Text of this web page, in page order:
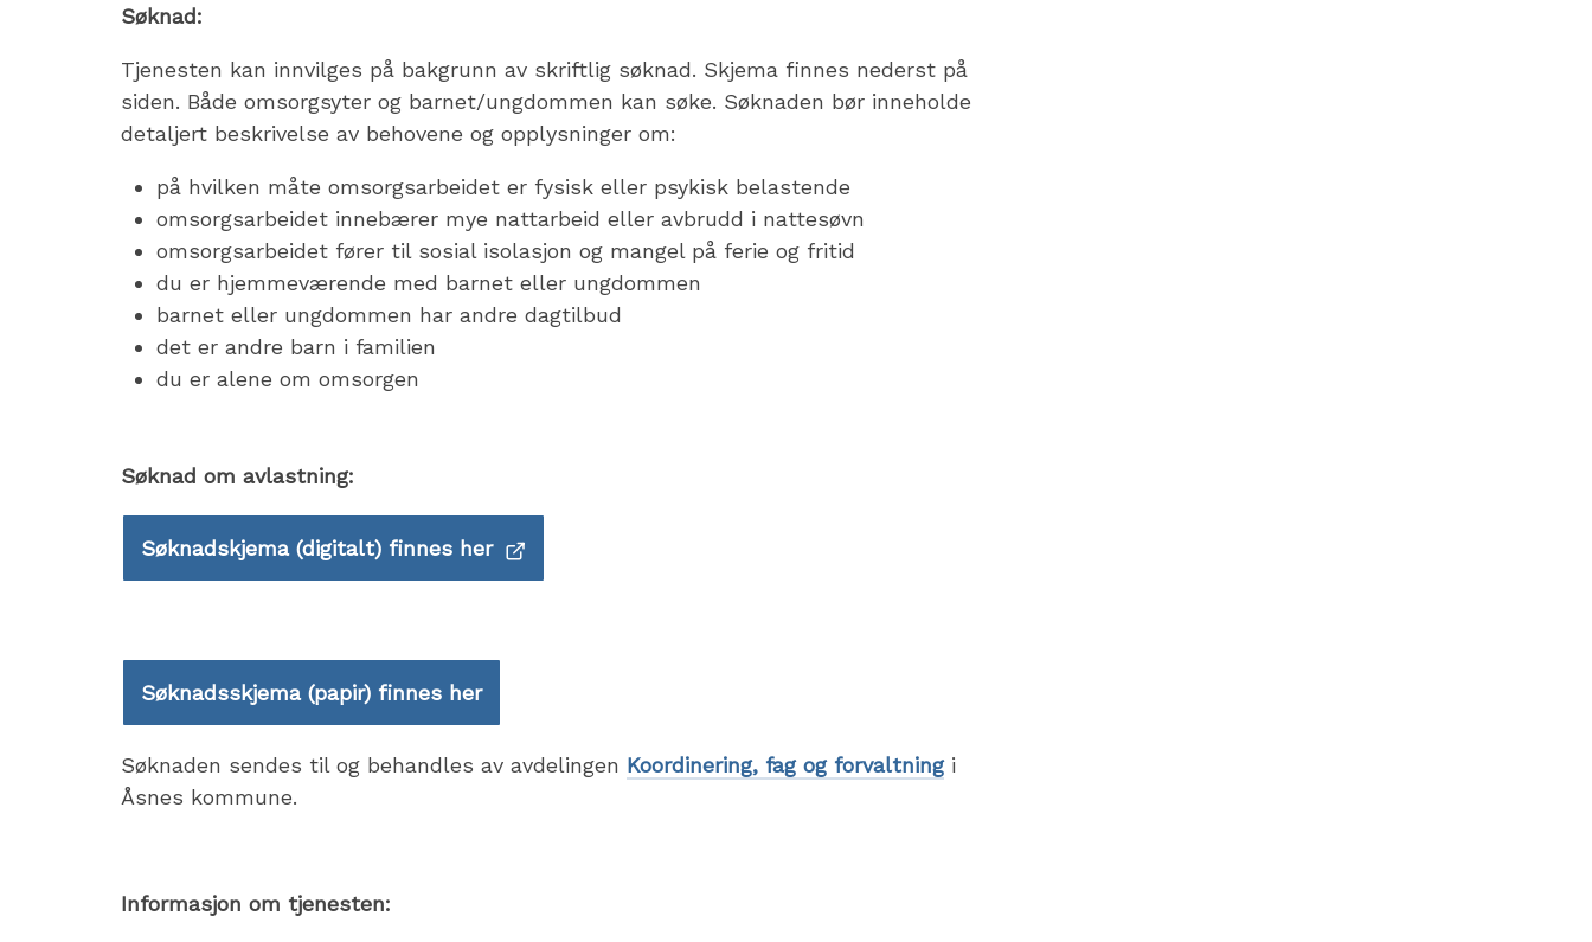
Søknad:
Tjenesten kan innvilges på bakgrunn av skriftlig søknad. Skjema finnes nederst på
siden. Både omsorgsyter og barnet/ungdommen kan søke. Søknaden bør inneholde
detaljert beskrivelse av behovene og opplysninger om:
på hvilken måte omsorgsarbeidet er fysisk eller psykisk belastende
omsorgsarbeidet innebærer mye nattarbeid eller avbrudd i nattesøvn
omsorgsarbeidet fører til sosial isolasjon og mangel på ferie og fritid
du er hjemmeværende med barnet eller ungdommen
barnet eller ungdommen har andre dagtilbud
det er andre barn i familien
du er alene om omsorgen
Søknad om avlastning:
Søknadskjema (digitalt) finnes her
Søknadsskjema (papir) finnes her
Søknaden sendes til og behandles av avdelingen Koordinering, fag og forvaltningi
Åsnes kommune.
Informasjon om tjenesten: